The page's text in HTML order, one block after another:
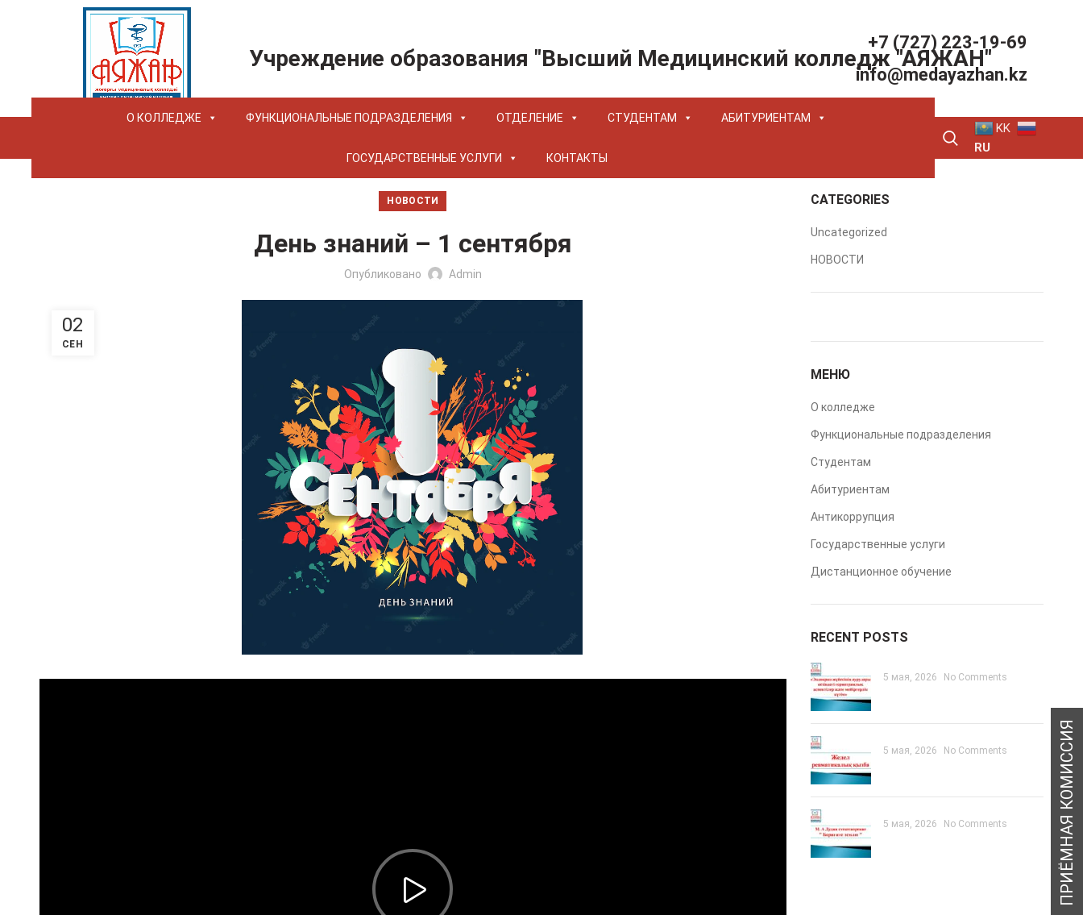
Учреждение образования "Высший Медицинский колледж "АЯЖАН"
+7 (727) 223-19-69
info@medayazhan.kz
О КОЛЛЕДЖЕ ФУНКЦИОНАЛЬНЫЕ ПОДРАЗДЕЛЕНИЯ ОТДЕЛЕНИЕ СТУДЕНТАМ АБИТУРИЕНТАМ
ГОСУДАРСТВЕННЫЕ УСЛУГИ КОНТАКТЫ
KK
RU
НОВОСТИ
День знаний – 1 сентября
Опубликовано Admin
02
СЕН
CATEGORIES
Uncategorized
НОВОСТИ
МЕНЮ
О колледже
Функциональные подразделения
Студентам
Абитуриентам
Антикоррупция
Государственные услуги
Дистанционное обучение
RECENT POSTS
5 мая, 2026 No Comments
5 мая, 2026 No Comments
5 мая, 2026 No Comments